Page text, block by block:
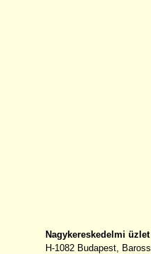
Nagykereskedelmi
H-1082 Budapest,